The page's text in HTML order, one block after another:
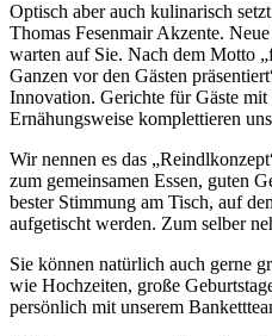
Optisch aber auch kulinarisch
Thomas Fesenmair Akzente.
warten auf Sie. Nach dem Motto
Ganzen vor den Gästen
Innovation. Gerichte für Gäste mit
Ernähungsweise komplettieren
Wir nennen es das
zum gemeinsamen Essen, guten
bester Stimmung am Tisch, auf
aufgetischt werden. Zum selber
Sie können natürlich auch gerne
wie Hochzeiten, große
persönlich mit unserem